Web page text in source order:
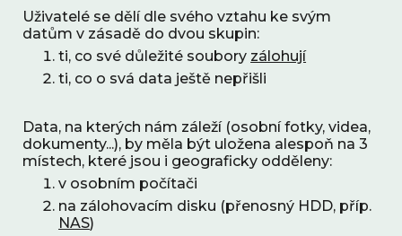
Uživatelé se dělí dle svého vztahu ke svým
datům v zásadě do dvou skupin:
ti, co své důležité soubory zálohují
ti, co o svá data ještě nepřišli
Data, na kterých nám záleží (osobní fotky, videa,
dokumenty...), by měla být uložena alespoň na 3
místech, které jsou i geograficky odděleny:
v osobním počítači
NAS)